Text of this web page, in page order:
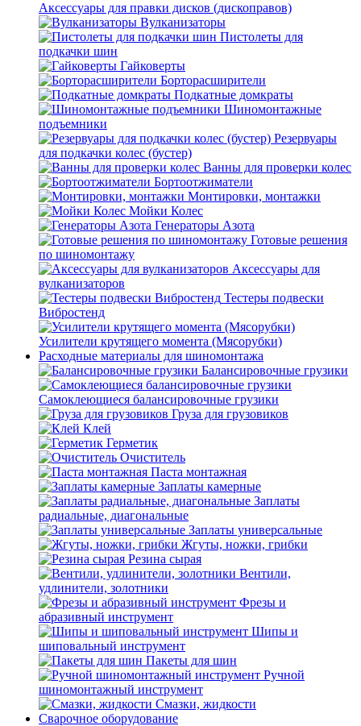
Аксессуары для правки дисков (дископравов)
Вулканизаторы
Пистолеты для
подкачки шин
Гайковерты
Борторасширители
Подкатные домкраты
Шиномонтажные
подъемники
Резервуары
для подкачки колес (бустер)
Ванны для проверки колес
Бортоотжиматели
Монтировки, монтажки
Мойки Колес
Генераторы Азота
Готовые решения
по шиномонтажу
Аксессуары для
вулканизаторов
Тестеры подвески
Вибростенд
Усилители крутящего момента (Мясорубки)
Расходные материалы для шиномонтажа
Балансировочные грузики
Самоклеющиеся балансировочные грузики
Груза для грузовиков
Клей
Герметик
Очиститель
Паста монтажная
Заплаты камерные
Заплаты
радиальные, диагональные
Заплаты универсальные
Жгуты, ножки, грибки
Резина сырая
Вентили,
удлинители, золотники
Фрезы и
абразивный инструмент
Шипы и
шиповальный инструмент
Пакеты для шин
Ручной
шиномонтажный инструмент
Смазки, жидкости
Сварочное оборудование